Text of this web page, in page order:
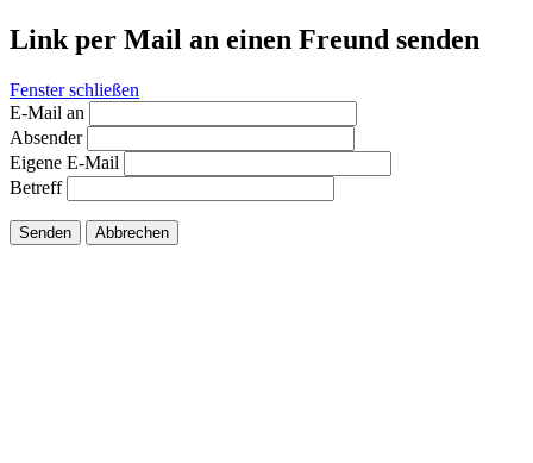
Link per Mail an einen Freund senden
Fenster schließen
E-Mail an
Absender
Eigene E-Mail
Betreff
Senden Abbrechen